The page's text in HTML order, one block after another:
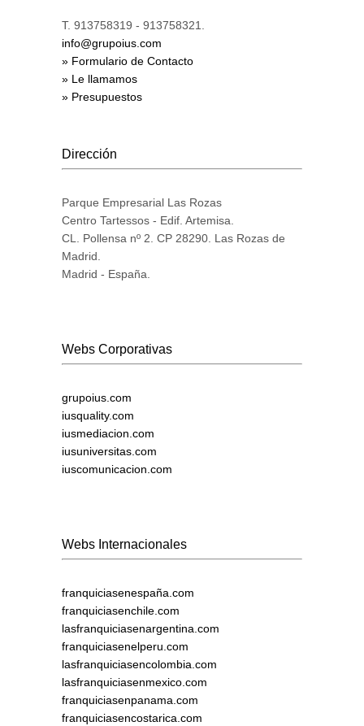
T. 913758319 - 913758321.
info@grupoius.com
» Formulario de Contacto
» Le llamamos
» Presupuestos
Dirección
Parque Empresarial Las Rozas
Centro Tartessos - Edif. Artemisa.
CL. Pollensa nº 2. CP 28290. Las Rozas de
Madrid.
Madrid - España.
Webs Corporativas
grupoius.com
iusquality.com
iusmediacion.com
iusuniversitas.com
iuscomunicacion.com
Webs Internacionales
franquiciasenespaña.com
franquiciasenchile.com
lasfranquiciasenargentina.com
franquiciasenelperu.com
lasfranquiciasencolombia.com
lasfranquiciasenmexico.com
franquiciasenpanama.com
franquiciasencostarica.com